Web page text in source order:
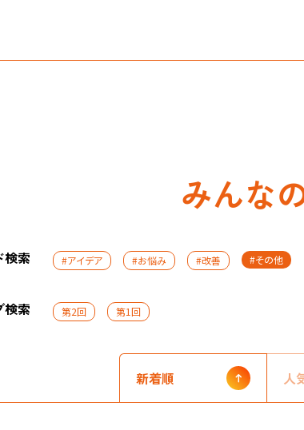
みんな
検索 #アイデア #お悩み #改善 #その他
検索 第2回 第1回
新着順 人